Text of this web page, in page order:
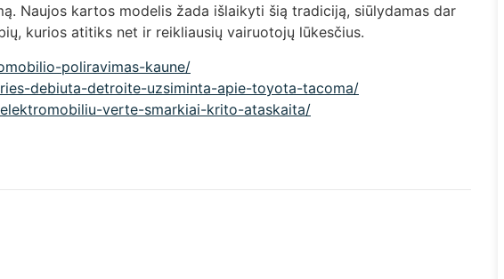
Naujos kartos modelis žada išlaikyti šią tradiciją, siūlydamas dar
kurios atitiks net ir reikliausių vairuotojų lūkesčius.
poliravimas-kaune/
debiuta-detroite-uzsiminta-apie-toyota-tacoma/
verte-smarkiai-krito-ataskaita/